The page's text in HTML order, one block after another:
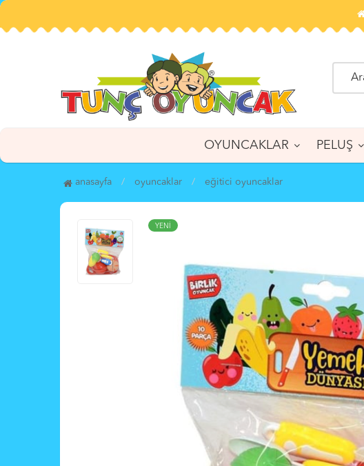
OYUNCAKLAR PELUŞ
anasayfa oyuncaklar eği̇ti̇ci̇ oyuncaklar
YENİ